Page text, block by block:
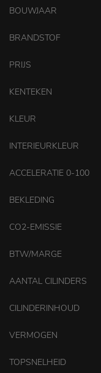
BOUWJAAR
BRANDSTOF
PRIJS
KENTEKEN
KLEUR
INTERIEURKLEUR
ACCELERATIE 0-100
BEKLEDING
CO2-EMISSIE
BTW/MARGE
AANTAL CILINDERS
CILINDERINHOUD
VERMOGEN
TOPSNELHEID